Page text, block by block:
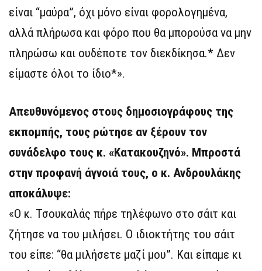
είναι “μαύρα”, όχι μόνο είναι φορολογημένα,
αλλά πλήρωσα και φόρο που θα μπορούσα να μην
πληρώσω και ουδέποτε τον διεκδίκησα.* Δεν
είμαστε όλοι το ίδιο*».
Απευθυνόμενος στους δημοσιογράφους της
εκπομπής, τους ρώτησε αν ξέρουν τον
συνάδελφο τους κ. «Κατακουζηνό». Μπροστά
στην προφανή άγνοιά τους, ο κ. Ανδρουλάκης
αποκάλυψε:
«Ο κ. Τσουκαλάς πήρε τηλέφωνο στο σάιτ και
ζήτησε να του μιλήσει. Ο ιδιοκτήτης του σάιτ
του είπε: “θα μιλήσετε μαζί μου”. Και είπαμε κι